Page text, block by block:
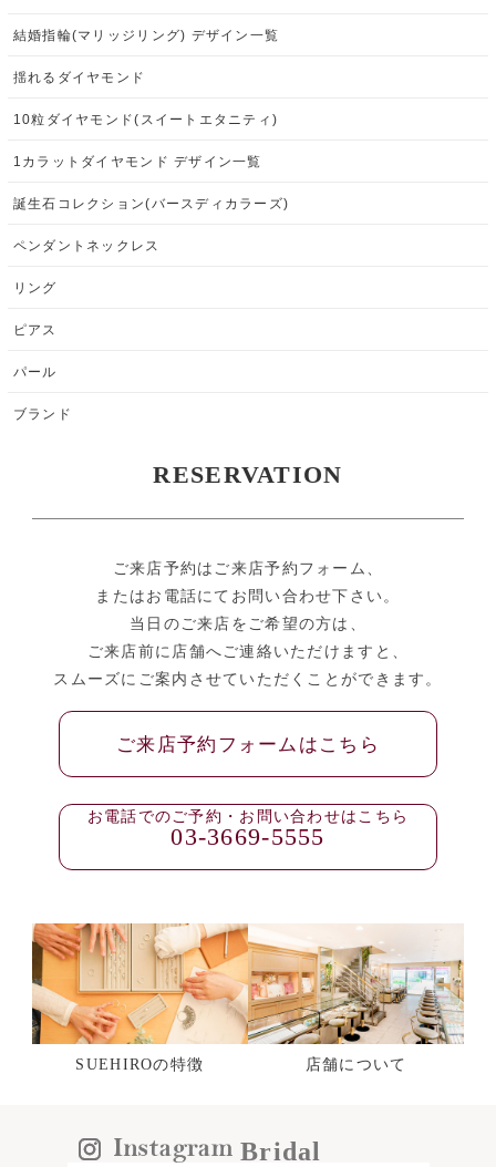
結婚指輪(マリッジリング) デザイン一覧
揺れるダイヤモンド
10粒ダイヤモンド(スイートエタニティ)
1カラットダイヤモンド デザイン一覧
誕生石コレクション(バースディカラーズ)
ペンダントネックレス
リング
ピアス
パール
ブランド
RESERVATION
ご来店予約はご来店予約フォーム、
またはお電話にてお問い合わせ下さい。
当日のご来店をご希望の方は、
ご来店前に店舗へご連絡いただけますと、
スムーズにご案内させていただくことができます。
ご来店予約フォームはこちら
お電話でのご予約・お問い合わせはこちら
03-3669-5555
SUEHIROの特徴 店舗について
Bridal